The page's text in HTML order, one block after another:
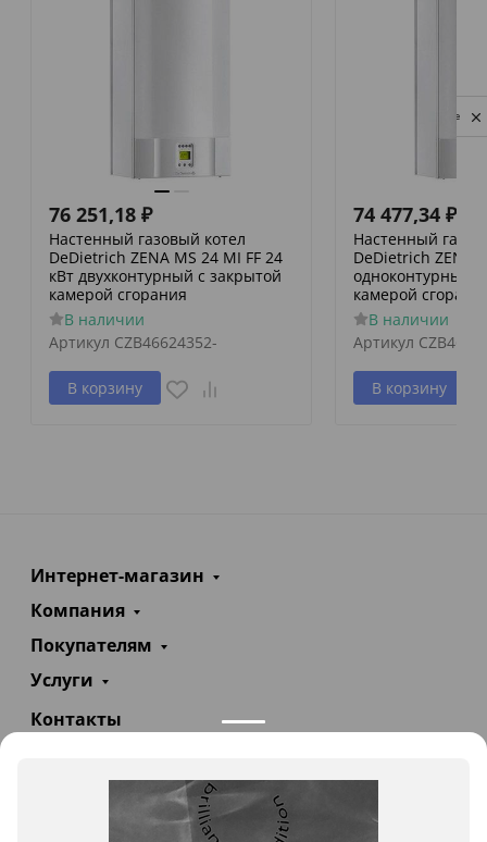
76 251,18 ₽
Настенный газовый котел
DeDietrich ZENA MS 24 MI FF 24
кВт двухконтурный с закрытой
камерой сгорания
В наличии
Артикул CZB46624352-
В корзину
74 477,34 ₽
Настенный
DeDietrich ZENA
одноконтурный
камерой
В наличии
Артикул
В корзину
Интернет-магазин
Компания
Покупателям
Услуги
Контакты
info@teploexpert.com
Пн—Сб 09:00 – 18:00
Privacy notice